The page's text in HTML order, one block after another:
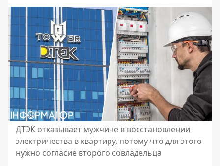
ДТЭК отказывает мужчине в восстановлении
электричества в квартиру, потому что для этого
нужно согласие второго совладельца